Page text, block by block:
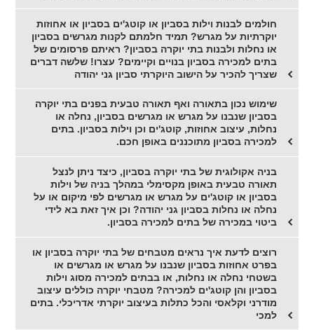
חולמים לבנות וילות בסביון או קוטג'ים בסביון או אחוזות
יוקרתיות על מגרש? תמיד חלמתם לקנות מגרשים בסביון
או נחלות ולבנות בתי יוקרה בסביון? ראיתם פרסומים של
בתים למכירה בסביון בנויים וקיימים? עצרו! שלשה דברים
שצריך להכיר על הישוב היוקרתי סביון גני יהודה
שימוש נכון בתאורה ואף תאורה טבעית בפנים בתי יוקרה
בסביון שנבנו על מגרש או מגרשים בסביון, נחלה או
נחלות, עיצוב אחוזות, קוטג'ים וכן וילות בסביון. בתים
למכירה בסביון מתוכננים באופן חכם.
בניה אקולוגית של בתי יוקרה בסביון, כיצד ניתן לנצל
תאורה טבעית באופן מקסימלי במהלך בניה של וילות
בסביון או קוטג'ים על מגרש או מגרשים לפי מיקום או על
נחלה או נחלות בסביון גני יהודה? וכן איך זאת בא לידי
ביטוי במכירה של בתים למכירה בסביון.
רוצים לדעת איך נראים מטבחים של בתי יוקרה בסביון או
בפרט אחוזות בסביון שנבנו על מגרש או מגרשים או
בשטחי נחלה או נחלות, או בבתים למכירה מסוג וילות
בסביון והן קוטג'ים למכירה? מטבחי יוקרה כוללים עיצוב
מודרני וקלאסי והכל כתלות בעיצוב יוקרתי אדריכלי. בתים
למכי